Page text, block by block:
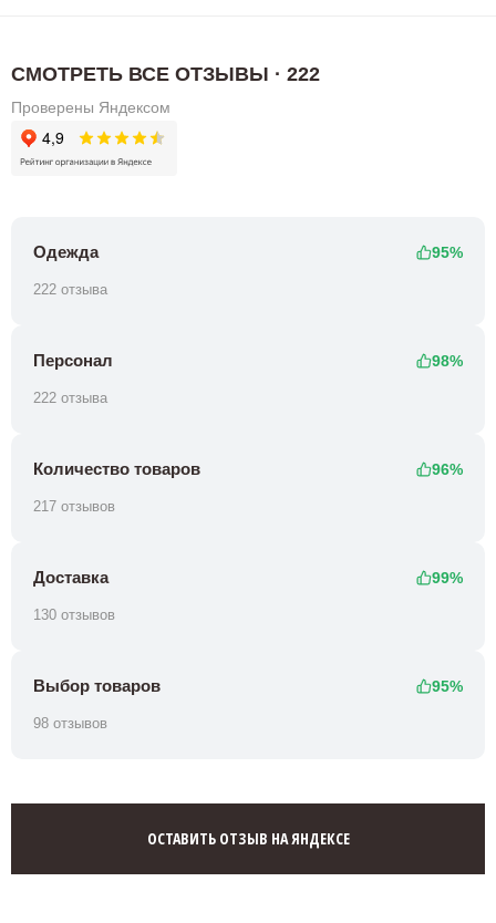
СМОТРЕТЬ ВСЕ ОТЗЫВЫ · 222
Проверены Яндексом
Одежда 95%
222 отзыва
Персонал 98%
222 отзыва
Количество товаров 96%
217 отзывов
Доставка 99%
130 отзывов
Выбор товаров 95%
98 отзывов
ОСТАВИТЬ ОТЗЫВ НА ЯНДЕКСЕ